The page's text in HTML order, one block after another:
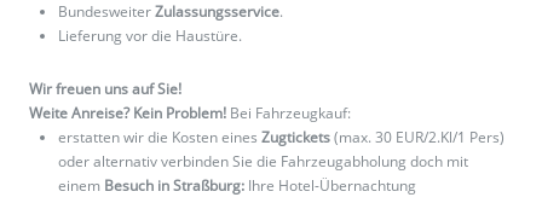
BundesweiterZulassungsservice.
Lieferung vor die Haustüre.
Wir freuen uns auf Sie!
Weite Anreise? Kein Problem! Bei Fahrzeugkauf:
erstatten wir die Kosten eines Zugtickets(max. 30 EUR/2.Kl/1 Pers)
oder alternativ verbinden Sie die Fahrzeugabholung doch mit
einem Besuch in Straßburg: Ihre Hotel-Übernachtung